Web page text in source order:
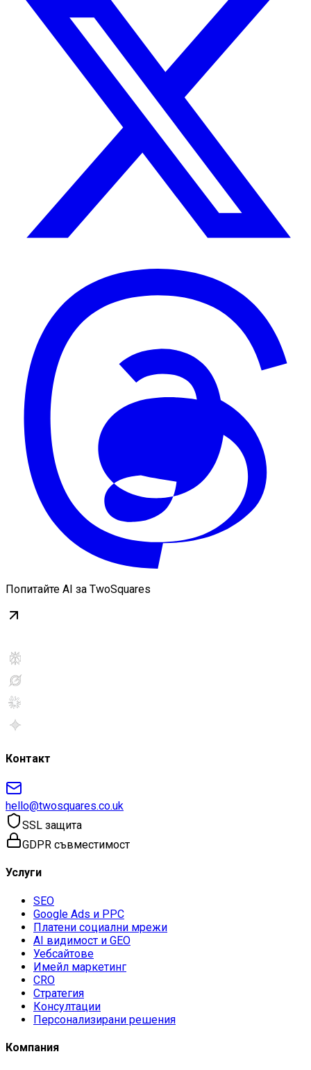
Попитайте AI за TwoSquares
Контакт
hello@twosquares.co.uk
SSL защита
GDPR съвместимост
Услуги
SEO
Google Ads и PPC
Платени социални мрежи
AI видимост и GEO
Уебсайтове
Имейл маркетинг
CRO
Стратегия
Консултации
Персонализирани решения
Компания